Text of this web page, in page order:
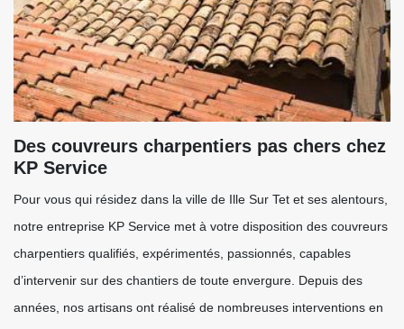
Des couvreurs charpentiers pas chers chez
KP Service
Pour vous qui résidez dans la ville de Ille Sur Tet et ses alentours,
notre entreprise KP Service met à votre disposition des couvreurs
charpentiers qualifiés, expérimentés, passionnés, capables
d’intervenir sur des chantiers de toute envergure. Depuis des
années, nos artisans ont réalisé de nombreuses interventions en